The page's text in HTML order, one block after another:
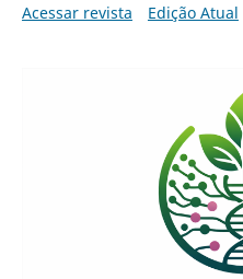
Acessar revista
Edição Atual